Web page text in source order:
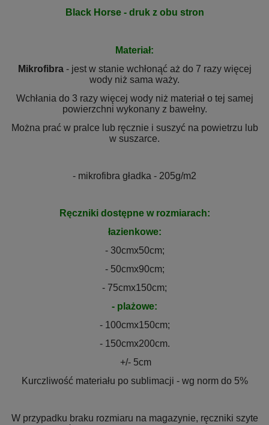
Black Horse - druk z obu stron
Materiał:
Mikrofibra- jest w stanie wchłonąć aż do 7 razy więcej
wody niż sama waży.
Wchłania do 3 razy więcej wody niż materiał o tej samej
powierzchni wykonany z bawełny.
Można prać w pralce lub ręcznie i suszyć na powietrzu lub
w suszarce.
- mikrofibra gładka - 205g/m2
Ręczniki dostępne w rozmiarach:
łazienkowe:
- 30cmx50cm;
- 50cmx90cm;
- 75cmx150cm;
- plażowe:
- 100cmx150cm;
- 150cmx200cm.
+/- 5cm
Kurczliwość materiału po sublimacji - wg norm do 5%
W przypadku braku rozmiaru na magazynie, ręczniki szyte